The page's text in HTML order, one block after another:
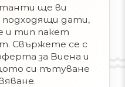
ще ви
подходящи дати,
и тип пакет
Свържете се с
за Виена и
си пътуване